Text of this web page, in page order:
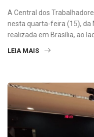
A Central dos
nesta quarta-feira (15), da
realizada em Brasília, ao
LEIA MAIS